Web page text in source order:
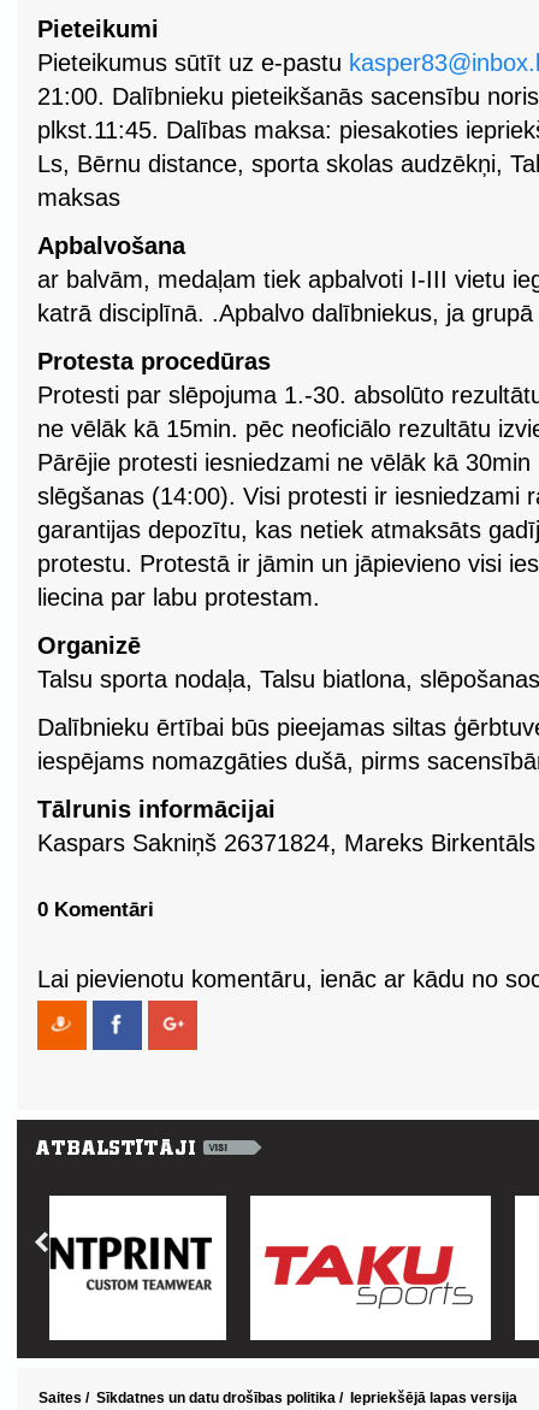
Pieteikumi
Pieteikumus sūtīt uz e-pastu
21:00. Dalībnieku pieteikšanās sacensību
plkst.11:45. Dalības maksa: piesakoties
Ls, Bērnu distance, sporta skolas audzēkņi,
maksas
Apbalvošana
ar balvām, medaļam tiek apbalvoti I-III vietu
katrā disciplīnā. .Apbalvo dalībniekus, ja
Protesta procedūras
Protesti par slēpojuma 1.-30. absolūto
ne vēlāk kā 15min. pēc neoficiālo rezultātu
Pārējie protesti iesniedzami ne vēlāk kā
slēgšanas (14:00). Visi protesti ir iesniedzami
garantijas depozītu, kas netiek atmaksāts
protestu. Protestā ir jāmin un jāpievieno visi
liecina par labu protestam.
Organizē
Talsu sporta nodaļa, Talsu biatlona,
Dalībnieku ērtībai būs pieejamas siltas
iespējams nomazgāties dušā, pirms
Tālrunis informācijai
Kaspars Sakniņš 26371824, Mareks
0 Komentāri
Lai pievienotu komentāru, ienāc ar kādu no
Saites / Sīkdatnes un datu drošības politika / Iepriekšējā lapas versija